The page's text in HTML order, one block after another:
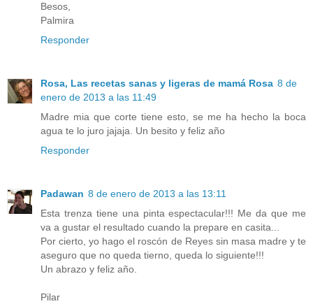
Besos,
Palmira
Responder
Rosa, Las recetas sanas y ligeras de mamá Rosa 8 de
enero de 2013 a las 11:49
Madre mia que corte tiene esto, se me ha hecho la boca
agua te lo juro jajaja. Un besito y feliz año
Responder
Padawan 8 de enero de 2013 a las 13:11
Esta trenza tiene una pinta espectacular!!! Me da que me
va a gustar el resultado cuando la prepare en casita...
Por cierto, yo hago el roscón de Reyes sin masa madre y te
aseguro que no queda tierno, queda lo siguiente!!!
Un abrazo y feliz año.
Pilar